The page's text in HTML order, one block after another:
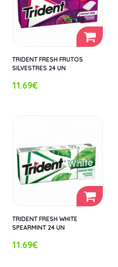
TRIDENT FRESH FRUTOS
SILVESTRES 24 UN
11.69€
TRIDENT FRESH WHITE
SPEARMINT 24 UN
11.69€